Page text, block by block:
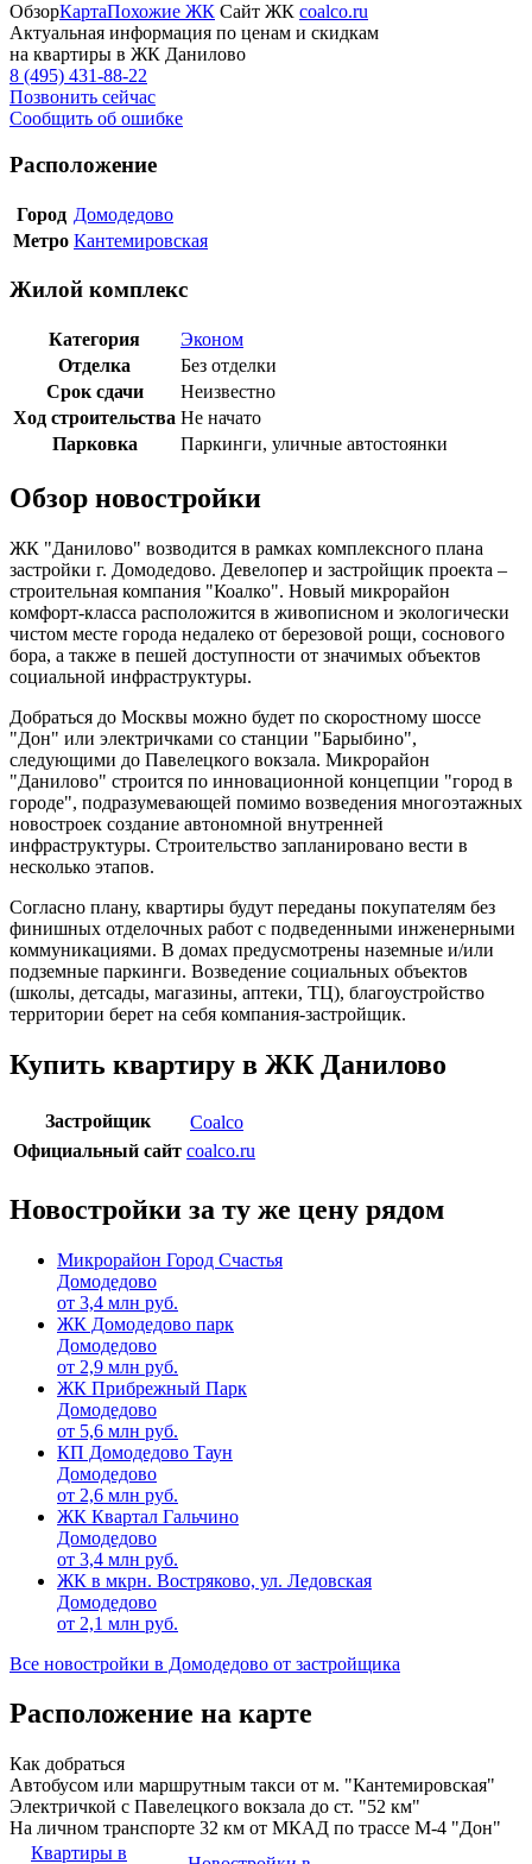
ОбзорКартаПохожие ЖК Сайт ЖК coalco.ru
Актуальная информация по ценам и скидкам
на квартиры в ЖК Данилово
8 (495) 431-88-22
Позвонить сейчас
Сообщить об ошибке
Расположение
Город Домодедово
Метро Кантемировская
Жилой комплекс
Категория
Эконом
Отделка
Без отделки
Срок сдачи
Неизвестно
Ход строительства Не начато
Парковка
Паркинги, уличные автостоянки
Обзор новостройки
ЖК "Данилово" возводится в рамках комплексного плана
застройки г. Домодедово. Девелопер и застройщик проекта –
строительная компания "Коалко". Новый микрорайон
комфорт-класса расположится в живописном и экологически
чистом месте города недалеко от березовой рощи, соснового
бора, а также в пешей доступности от значимых объектов
социальной инфраструктуры.
Добраться до Москвы можно будет по скоростному шоссе
"Дон" или электричками со станции "Барыбино",
следующими до Павелецкого вокзала. Микрорайон
"Данилово" строится по инновационной концепции "город в
городе", подразумевающей помимо возведения многоэтажных
новостроек создание автономной внутренней
инфраструктуры. Строительство запланировано вести в
несколько этапов.
Согласно плану, квартиры будут переданы покупателям без
финишных отделочных работ с подведенными инженерными
коммуникациями. В домах предусмотрены наземные и/или
подземные паркинги. Возведение социальных объектов
(школы, детсады, магазины, аптеки, ТЦ), благоустройство
территории берет на себя компания-застройщик.
Купить квартиру в ЖК Данилово
Застройщик
Coalco
Официальный сайт coalco.ru
Новостройки за ту же цену рядом
Микрорайон Город Счастья
Домодедово
от 3,4 млн руб.
ЖК Домодедово парк
Домодедово
от 2,9 млн руб.
ЖК Прибрежный Парк
Домодедово
от 5,6 млн руб.
КП Домодедово Таун
Домодедово
от 2,6 млн руб.
ЖК Квартал Гальчино
Домодедово
от 3,4 млн руб.
ЖК в мкрн. Востряково, ул. Ледовская
Домодедово
от 2,1 млн руб.
Все новостройки в Домодедово от застройщика
Расположение на карте
Как добраться
Автобусом или маршрутным такси от м. "Кантемировская"
Электричкой с Павелецкого вокзала до ст. "52 км"
На личном транспорте 32 км от МКАД по трассе М-4 "Дон"
Квартиры в